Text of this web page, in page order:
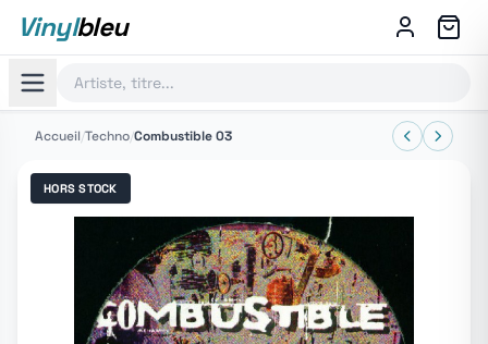
Vinylbleu
Accueil/Techno/Combustible 03
HORS STOCK